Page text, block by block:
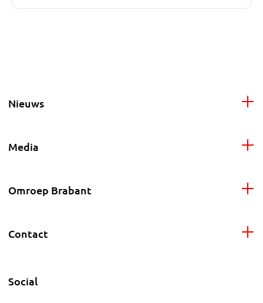
Nieuws
Media
Omroep Brabant
Contact
Social